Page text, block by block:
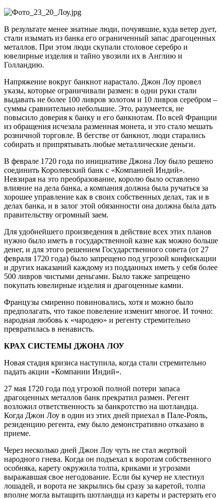
В результате менее знатные люди, почуявшие, куда ветер дует,
стали изымать из банка его ограниченный запас драгоценных
металлов. При этом люди скупали столовое серебро и
ювелирные изделия и тайно увозили их в Англию и
Голландию.
Напряжение вокруг банкнот нарастало. Джон Лоу провел
указы, которые ограничивали размен: в одни руки стали
выдавать не более 100 ливров золотом и 10 ливров серебром –
суммы сравнительно небольшие. Это, разумеется, не
повысило доверия к банку и его банкнотам. По всей Франции
из обращения исчезала разменная монета, и это стало мешать
розничной торговле. В бегстве от банкнот, люди старались
собирать и припрятывать любые металлические деньги.
В феврале 1720 года по инициативе Джона Лоу было решено
соединить Королевский банк с «Компанией Индий».
Невзирая на это преобразование, королю было оставлено
влияние на дела банка, а компания должна была ручаться за
хорошее управление как в своих собственных делах, так и в
делах банка, и в залог этой обязанности она должна была дать
правительству огромный заем.
Для удобнейшего произведения в действие всех этих планов
нужно было иметь в государственной казне как можно больше
денег, и для этого решением Государственного совета (от 27
февраля 1720 года) было запрещено под угрозой конфискации
и других наказаний каждому из подданных иметь у себя более
500 ливров чистыми деньгами. Было также запрещено
покупать ювелирные изделия и драгоценные камни.
Французы смиренно повиновались, хотя и можно было
предполагать, что такое повеление изменит многое. И точно:
народная любовь к «чародею» и регенту стремительно
превратилась в ненависть.
КРАХ СИСТЕМЫ ДЖОНА ЛОУ
Новая стадия кризиса наступила, когда стали стремительно
падать акции «Компании Индий».
27 мая 1720 года под угрозой полной потери запаса
драгоценных металлов банк прекратил размен. Регент
возложил ответственность за банкротство на шотландца.
Когда Джон Лоу в один из этих дней приехал в Пале-Рояль,
резиденцию регента, ему было демонстративно отказано в
приеме.
Через несколько дней Джон Лоу чуть не стал жертвой
народного гнева. Когда он подъехал к воротам собственного
особняка, карету окружила толпа, криками и угрозами
выражавшая свое негодование. Если бы кучер не хлестнул
лошадей, и ворота не закрылись бы сразу за каретой, толпа
вполне могла вытащить шотландца из кареты и растерзать его